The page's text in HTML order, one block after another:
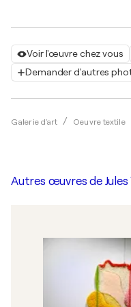
Voir l'œuvre chez vous
Demander d'autres
Galerie d'art Oeuvre textile
Autres œuvres de